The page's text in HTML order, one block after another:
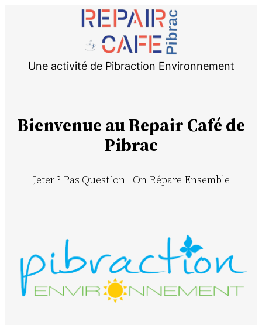
Une activité de Pibraction Environnement
Bienvenue au Repair Café de
Pibrac
Jeter ? Pas Question ! On Répare Ensemble